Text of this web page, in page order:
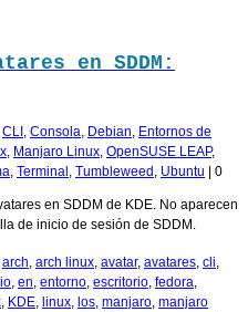
en SDDM:
CLI Consola Debian Entornos de
Manjaro Linux OpenSUSE LEAP,
Terminal Tumbleweed Ubuntu | 0
en SDDM de KDE. No aparecen
de inicio de sesión de SDDM.
arch arch linux avatar, avatares cli
en entorno escritorio fedora
KDE linux los manjaro manjaro